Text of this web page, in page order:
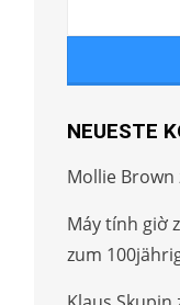
NEUESTE
Mollie Brown
Máy tính giờ
zum